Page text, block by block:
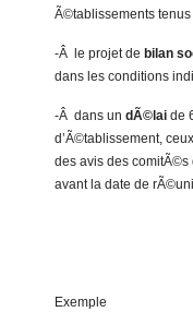
Ã©tablissements
-Â le projet de bilan
dans les conditions
-Â dans un dÃ©lai de
d’Ã©tablissement,
des avis des
avant la date de
Exemple